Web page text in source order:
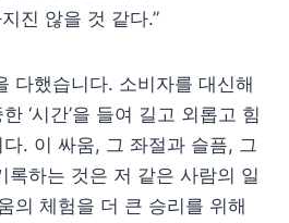
진 않을 것 같다.”
다했습니다. 소비자를 대신해
‘시간’을 들여 길고 외롭고 힘
. 이 싸움, 그 좌절과 슬픔, 그
록하는 것은 저 같은 사람의 일
의 체험을 더 큰 승리를 위해